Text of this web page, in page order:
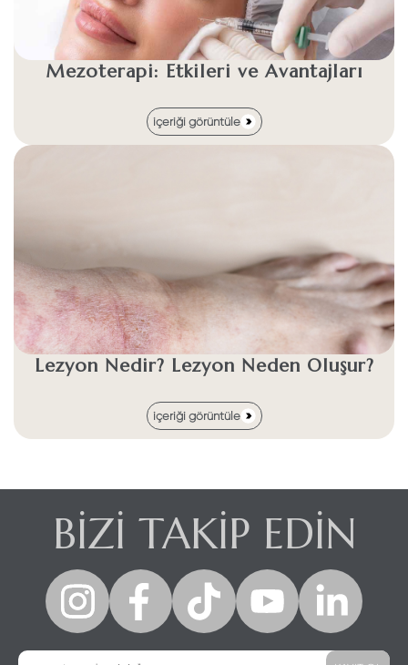
Mezoterapi: Etkileri ve Avantajları
içeriği görüntüle
Lezyon Nedir? Lezyon Neden Oluşur?
içeriği görüntüle
BİZİ TAKİP EDİN